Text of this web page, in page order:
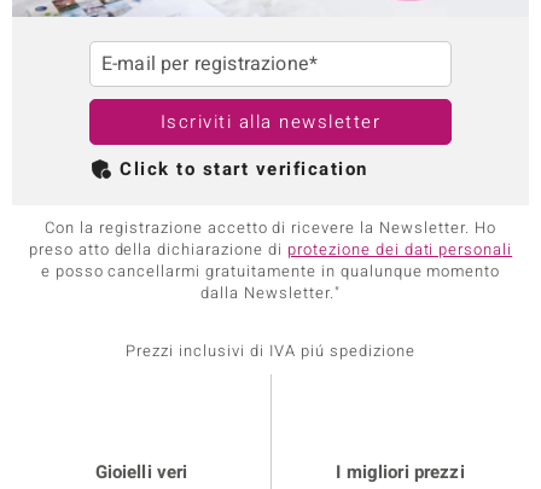
E-mail per registrazione*
Iscriviti alla newsletter
Click to start verification
Con la registrazione accetto di ricevere la Newsletter. Ho
preso atto della dichiarazione di protezione dei dati personali
e posso cancellarmi gratuitamente in qualunque momento
dalla Newsletter."
Prezzi inclusivi di IVA piú spedizione
Gioielli veri I migliori prezzi